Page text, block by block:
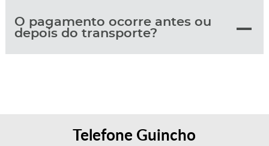
O pagamento ocorre antes ou
depois do transporte?
Telefone Guincho